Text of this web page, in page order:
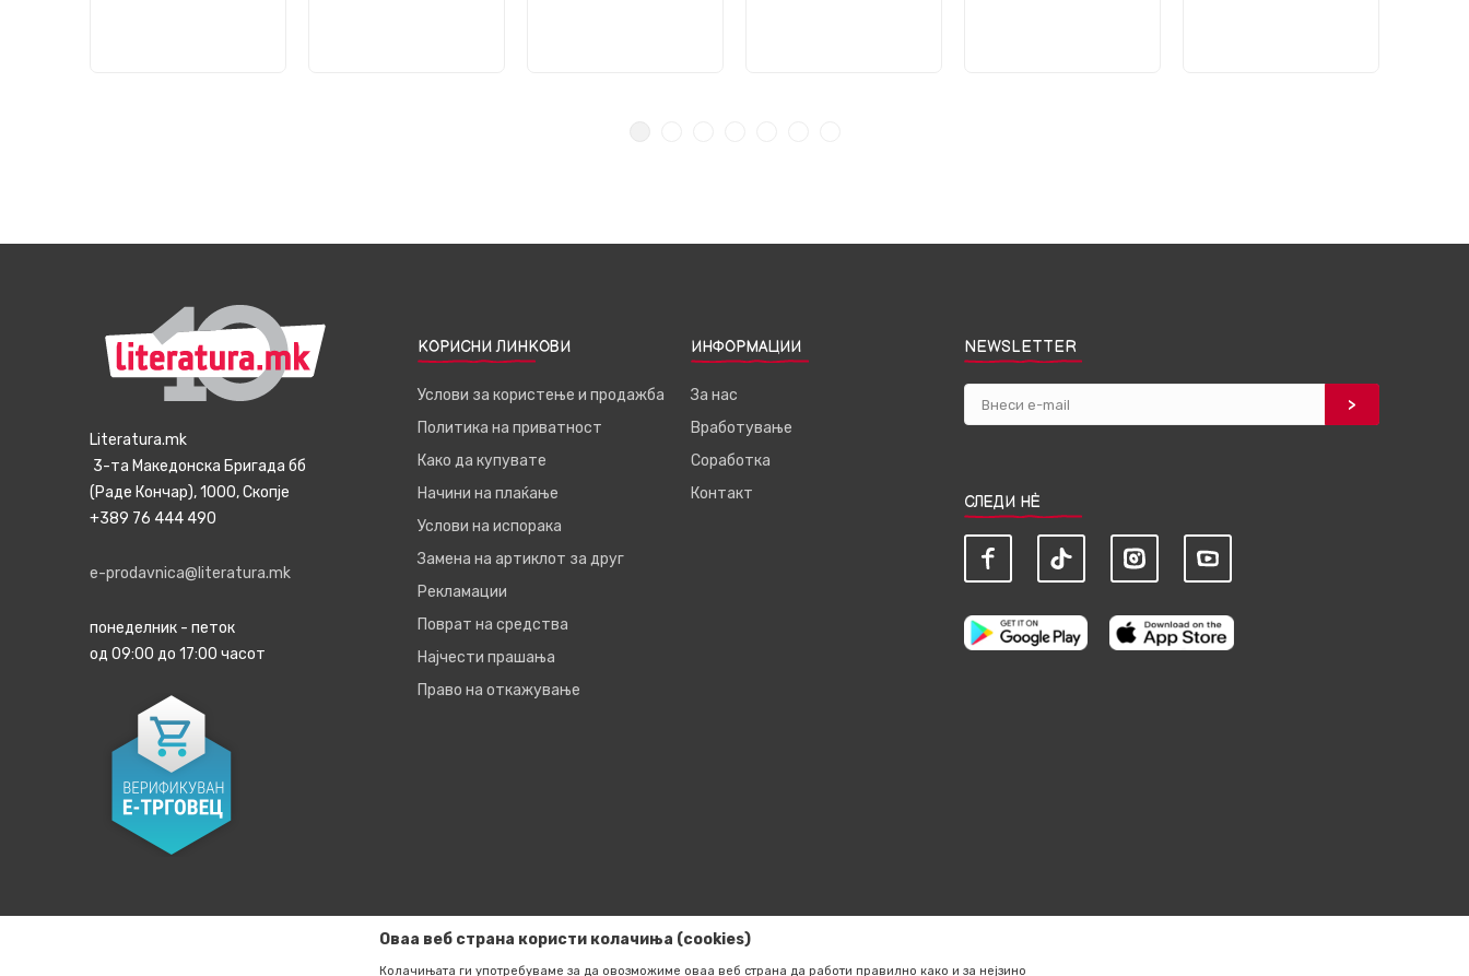
Literatura.mk
3-та Македонска Бригада бб
(Раде Кончар), 1000, Скопје
+389 76 444 490
e-prodavnica@literatura.mk
понеделник - петок
од 09:00 до 17:00 часот
КОРИСНИ ЛИНКОВИ
Услови за користење и продажба
Политика на приватност
Како да купувате
Начини на плаќање
Услови на испорака
Замена на артиклот за друг
Рекламации
Поврат на средства
Најчести прашања
Право на откажување
ИНФОРМАЦИИ
За нас
Вработување
Соработка
Контакт
NEWSLETTER
СЛЕДИ НЀ
Оваа веб страна користи колачиња (cookies)
Колачињата ги употребуваме за да овозможиме оваа веб страна да работи правилно како и за нејзино